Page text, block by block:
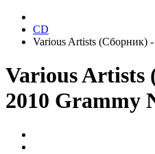
CD
Various Artists (Сборник)
Various Artists
2010 Grammy